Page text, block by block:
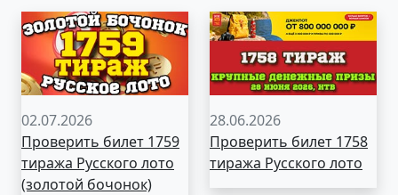
02.07.2026
Проверить билет 1759
тиража Русского лото
(золотой бочонок)
28.06.2026
Проверить билет 1758
тиража Русского лото